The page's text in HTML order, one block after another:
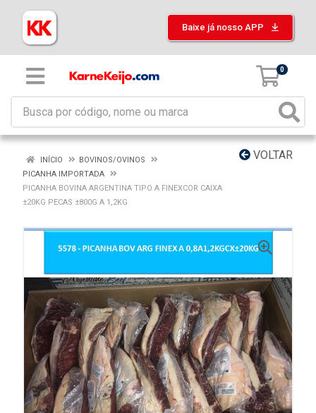
Baixe já nosso APP
0
VOLTAR
INÍCIO
BOVINOS/OVINOS
PICANHA IMPORTADA
PICANHA BOVINA ARGENTINA TIPO A FINEXCOR CAIXA
±20KG PECAS ±800G A 1,2KG